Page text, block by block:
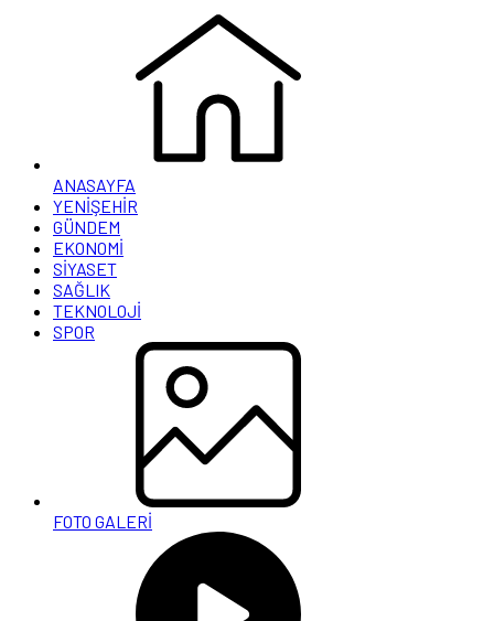
ANASAYFA
YENİŞEHİR
GÜNDEM
EKONOMİ
SİYASET
SAĞLIK
TEKNOLOJİ
SPOR
FOTO GALERİ